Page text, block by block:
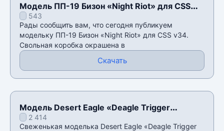
Модель ПП-19 Бизон «Night Riot» для CSS
v34543
Рады сообщить вам, что сегодня публикуем
модельку ПП-19 Бизон «Night Riot» для CSS v34.
Свольная коробка окрашена в
Скачать
Модель Desert Eagle «Deagle Trigger
Discipline» для CSS v34
2 414
Свеженькая моделька Desert Eagle «Deagle Trigger